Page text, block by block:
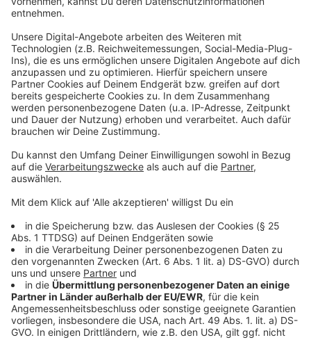
Fußgänger und Radfahrer können die Baustelle immer
passieren.
Anzeige
1,2 Kilometer im ersten Bauabschnitt
Anzeige
Jährlich liefert die Enni fast neun Millionen Kubikmeter
Niederrhein. Die alte Leitung ist von großer Bedeutung
für die Stadt - sie transportiert etwa die Hälfte des
Wassers für Moers. Ohne den Austausch könnte die
Wasserversorgung in Zukunft nicht mehr sicher sein.
Im ersten Bauabschnitt wird eine Strecke von 1,2
Kilometern erneuert. Der zweite Teil soll 2027 folgen
und die Leitung bis zum Wasserwerk in der
Wittfeldstraße verlängern. Die Enni arbeitet dabei eng